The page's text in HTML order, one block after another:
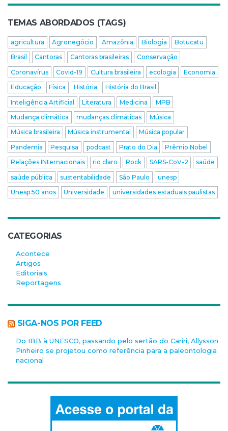
TEMAS ABORDADOS (TAGS)
agricultura Agronegócio Amazônia Biologia
Botucatu
Brasil
Cantoras Cantoras brasileiras
Conservação
Coronavírus
Covid-19 Cultura brasileira ecologia
Economia
Educação
Física História
História do Brasil
Inteligência Artificial
Literatura Medicina
MPB
Mudança climática
mudanças climáticas
Música
Música brasileira
Música instrumental
Música popular
Pandemia
Pesquisa podcast Prato do Dia
Prêmio Nobel
Relações INternacionais
rio claro Rock SARS-CoV-2
saúde
saúde pública
sustentabilidade São Paulo
unesp
Unesp 50 anos
Universidade universidades estaduais paulistas
CATEGORIAS
Acontece
Artigos
Editoriais
Reportagens
SIGA-NOS POR FEED
Do IBB à UNESCO, passando pelo sertão do Cariri, Allysson
Pinheiro se projetou como referência para a paleontologia
nacional